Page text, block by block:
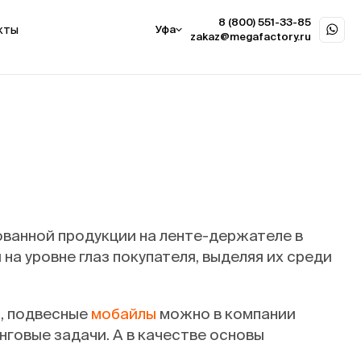
Уфа
8 (800) 551-33-85
zakaz@megafactory.ru
продукции на ленте-держателе в
уровне глаз покупателя, выделяя их среди
, подвесные мобайлы можно в компании
задачи. А в качестве основы